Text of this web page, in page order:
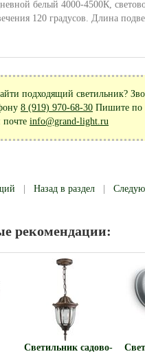
белый 4000-4500К,
120 градусов. Длина
подходящий светильник?
8 (919) 970-68-30 Пишите по
почте info@grand-light.ru
Назад в раздел
рекомендации:
Светильник садово-